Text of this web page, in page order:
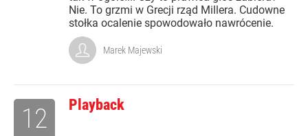
Nie. To grzmi w Grecji rząd Millera. Cudowne
stołka ocalenie spowodowało nawrócenie.
Marek Majewski
Playback
12